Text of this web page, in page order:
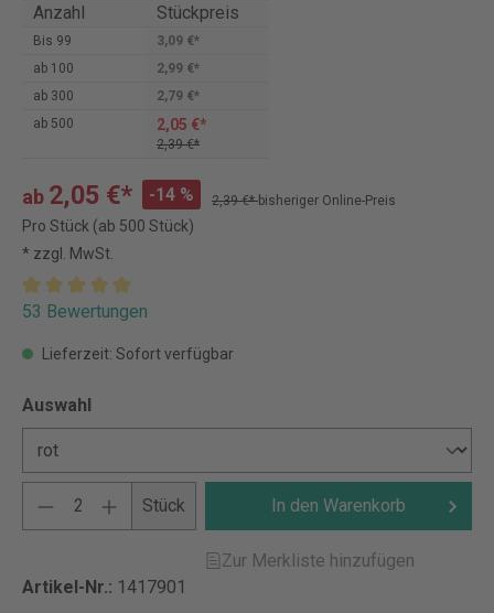
Anzahl Stückpreis
Bis 99
3,09 €*
ab 100
2,99 €*
ab 300
2,79 €*
ab 500 2,05 €*
2,39 €*
ab 2,05 €* -14 % 2,39 €*bisheriger Online-Preis
Pro Stück (ab 500 Stück)
* zzgl. MwSt.
53 Bewertungen
Lieferzeit: Sofort verfügbar
Auswahl
Stück In den Warenkorb
Zur Merkliste hinzufügen
Artikel-Nr.: 1417901